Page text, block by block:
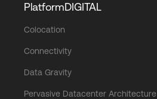
PlatformDIGITAL
Colocation
Connectivity
Data Gravity
Pervasive Datacenter Architecture